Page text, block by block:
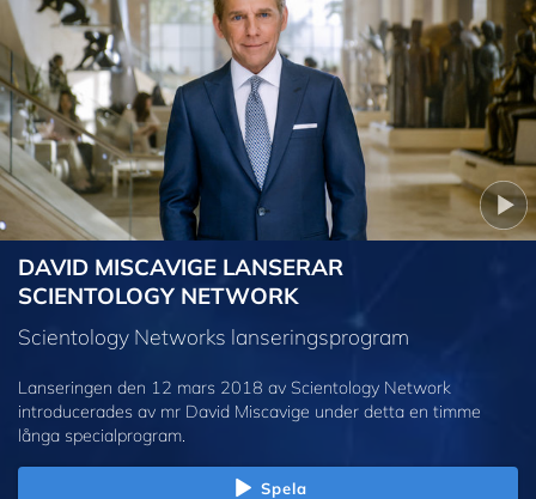
DAVID MISCAVIGE LANSERAR
SCIENTOLOGY NETWORK
Scientology Networks lanseringsprogram
Lanseringen den 12 mars 2018 av Scientology Network
introducerades av mr David Miscavige under detta en timme
långa specialprogram.
Spela